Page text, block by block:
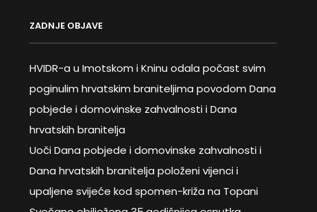
ZADNJE OBJAVE
HVIDR-a u Imotskom i Kninu odala počast svim
poginulim hrvatskim braniteljima povodom Dana
pobjede i domovinske zahvalnosti i Dana
hrvatskih branitelja
Uoči Dana pobjede i domovinske zahvalnosti i
Dana hrvatskih branitelja položeni vijenci i
upaljene svijeće kod spomen-križa na Topani